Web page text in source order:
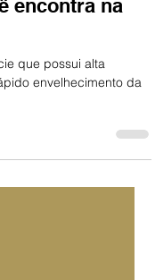
antioxidantes
encontra na
que possui alta